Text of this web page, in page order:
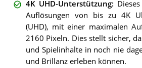
4K UHD-Unterstützung:
Auflösungen von bis zu 4K
(UHD), mit einer maximalen
2160 Pixeln. Dies stellt sicher,
und Spielinhalte in noch nie
und Brillanz erleben können.